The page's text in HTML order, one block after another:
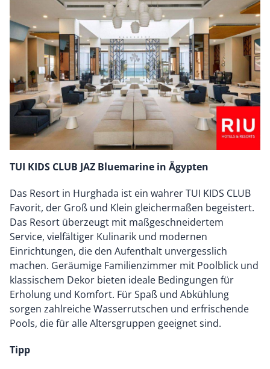
TUI KIDS CLUB JAZ Bluemarine in Ägypten
Das Resort in Hurghada ist ein wahrer TUI KIDS CLUB
Favorit, der Groß und Klein gleichermaßen begeistert.
Das Resort überzeugt mit maßgeschneidertem
Service, vielfältiger Kulinarik und modernen
Einrichtungen, die den Aufenthalt unvergesslich
machen. Geräumige Familienzimmer mit Poolblick und
klassischem Dekor bieten ideale Bedingungen für
Erholung und Komfort. Für Spaß und Abkühlung
sorgen zahlreiche Wasserrutschen und erfrischende
Pools, die für alle Altersgruppen geeignet sind.
Tipp